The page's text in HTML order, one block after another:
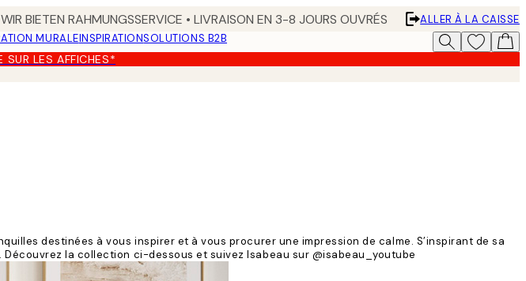
BIETEN RAHMUNGSSERVICE • LIVRAISON EN 3-8 JOURS OUVRÉS
ALLER À LA CAISSE
MURALEINSPIRATIONSOLUTIONS B2B
LES AFFICHES*
destinées à vous inspirer et à vous procurer une impression de calme. S’inspirant de sa
la collection ci-dessous et suivez Isabeau sur @isabeau_youtube